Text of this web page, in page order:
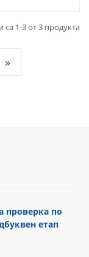
са 1-3 от 3 продукта
»
проверка по
етап